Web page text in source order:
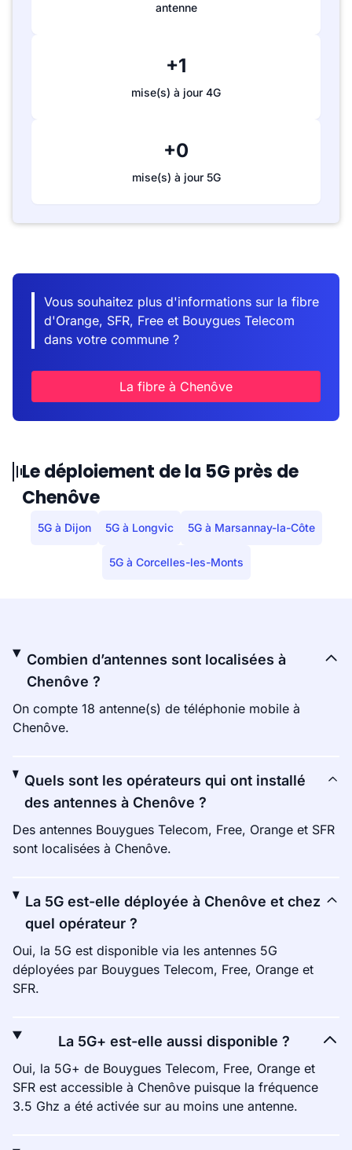
antenne
+1
mise(s) à jour 4G
+0
mise(s) à jour 5G
Vous souhaitez plus d'informations sur la fibre
d'Orange, SFR, Free et Bouygues Telecom
dans votre commune ?
La fibre à Chenôve
Le déploiement de la 5G près de
Chenôve
5G à Dijon 5G à Longvic 5G à Marsannay-la-Côte
5G à Corcelles-les-Monts
Combien d’antennes sont localisées à
Chenôve ?
On compte 18 antenne(s) de téléphonie mobile à
Chenôve.
Quels sont les opérateurs qui ont installé
des antennes à Chenôve ?
Des antennes Bouygues Telecom, Free, Orange et SFR
sont localisées à Chenôve.
La 5G est-elle déployée à Chenôve et chez
quel opérateur ?
Oui, la 5G est disponible via les antennes 5G
déployées par Bouygues Telecom, Free, Orange et
SFR.
La 5G+ est-elle aussi disponible ?
Oui, la 5G+ de Bouygues Telecom, Free, Orange et
SFR est accessible à Chenôve puisque la fréquence
3.5 Ghz a été activée sur au moins une antenne.